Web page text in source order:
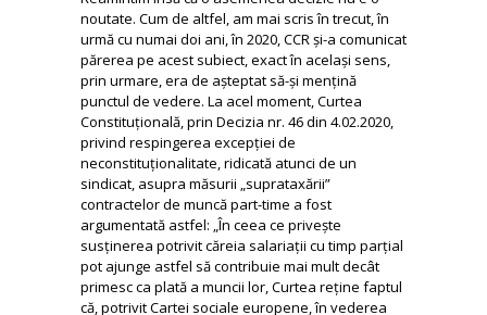
noutate. Cum de altfel, am mai scris în trecut, în
urmă cu numai doi ani, în 2020, CCR și-a comunicat
părerea pe acest subiect, exact în același sens,
prin urmare, era de așteptat să-și mențină
punctul de vedere. La acel moment, Curtea
Constituțională, prin Decizia nr. 46 din 4.02.2020,
privind respingerea excepției de
neconstituționalitate, ridicată atunci de un
sindicat, asupra măsurii „suprataxării”
contractelor de muncă part-time a fost
argumentată astfel: „În ceea ce privește
susținerea potrivit căreia salariații cu timp parțial
pot ajunge astfel să contribuie mai mult decât
primesc ca plată a muncii lor, Curtea reține faptul
că, potrivit Cartei sociale europene, în vederea